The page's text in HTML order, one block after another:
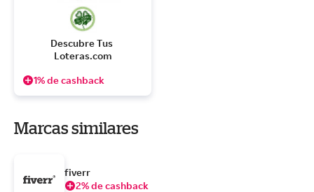
Descubre Tus
Loteras.com
1% de cashback
Marcas similares
fiverr
2% de cashback